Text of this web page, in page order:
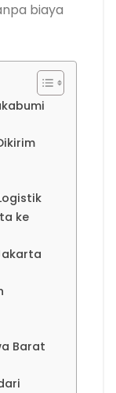
biaya
ke
Barat